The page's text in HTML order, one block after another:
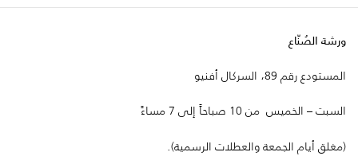
ورشة الصُنّاع
المستودع رقم 89، السركال أفنيو
السبت – الخميس من 10 صباحاً إلى 7 مساءً
(مغلق أيام الجمعة والعطلات الرسمية).